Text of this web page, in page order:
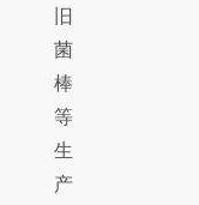
旧
菌
棒
等
生
产